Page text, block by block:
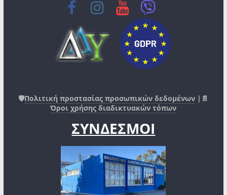
🛡️Πολιτική προστασίας προσωπικών δεδομένων |📄
Όροι χρήσης διαδικτυακών τόπων
ΣΥΝΔΕΣΜΟΙ